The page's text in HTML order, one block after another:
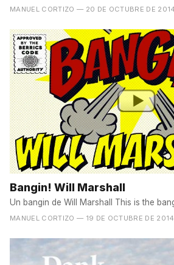
MANUEL CORTIZO — 20 DE OCTUBRE DE 2014
Bangin! Will Marshall
Un bangin de Will
MANUEL CORTIZO — 19 DE OCTUBRE DE 2014